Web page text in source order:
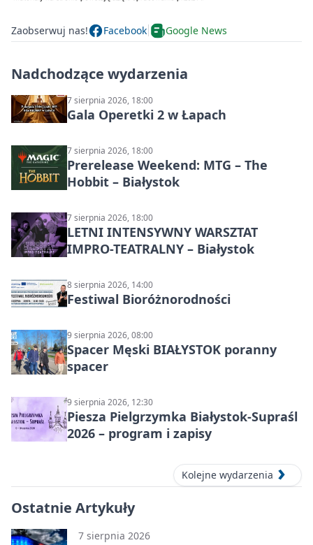
Zaobserwuj nas! Facebook Google News
Nadchodzące wydarzenia
7 sierpnia 2026, 18:00
Gala Operetki 2 w Łapach
7 sierpnia 2026, 18:00
Prerelease Weekend: MTG – The
Hobbit – Białystok
7 sierpnia 2026, 18:00
LETNI INTENSYWNY WARSZTAT
IMPRO-TEATRALNY – Białystok
8 sierpnia 2026, 14:00
Festiwal Bioróżnorodności
9 sierpnia 2026, 08:00
Spacer Męski BIAŁYSTOK poranny
spacer
9 sierpnia 2026, 12:30
Piesza Pielgrzymka Białystok-Supraśl
2026 – program i zapisy
Kolejne wydarzenia
Ostatnie Artykuły
7 sierpnia 2026